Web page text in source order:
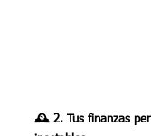
🕰️ 2. Tus finanzas